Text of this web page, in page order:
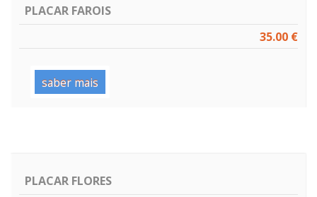
PLACAR FAROIS
35.00 €
saber mais
PLACAR FLORES